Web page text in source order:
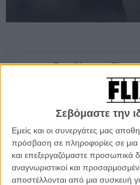
Σεβόμαστε την
Εμείς και οι συνεργάτες μας
πρόσβαση σε πληροφορίες σε
και επεξεργαζόμαστε προσωπικά
αναγνωριστικοί και
αποστέλλονται από μια συσκευή
Προσθέστε το Flix
Το τρέιλερ που τελικά
«κόπηκε» όπως ήταν
ξαναβρήκαμε), οπότε μένουμε
την 24η ταινία του Τζέιμς Μποντ
γυρίσματα το φθινόπωρο που μας
ακόμη επίσημο τίτλο